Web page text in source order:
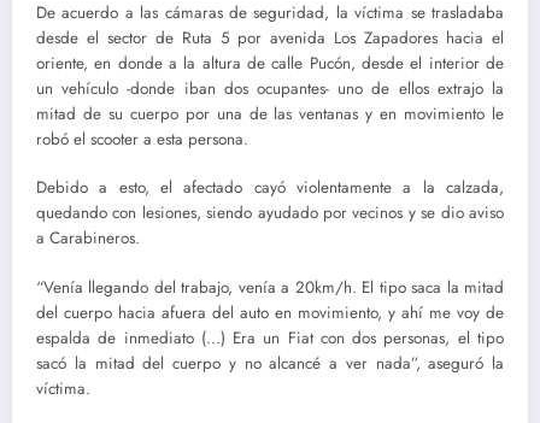
De acuerdo a las cámaras de seguridad, la víctima se trasladaba
desde el sector de Ruta 5 por avenida Los Zapadores hacia el
oriente, en donde a la altura de calle Pucón, desde el interior de
un vehículo -donde iban dos ocupantes- uno de ellos extrajo la
mitad de su cuerpo por una de las ventanas y en movimiento le
robó el scooter a esta persona.
Debido a esto, el afectado cayó violentamente a la calzada,
quedando con lesiones, siendo ayudado por vecinos y se dio aviso
a Carabineros.
“Venía llegando del trabajo, venía a 20km/h. El tipo saca la mitad
del cuerpo hacia afuera del auto en movimiento, y ahí me voy de
espalda de inmediato (…) Era un Fiat con dos personas, el tipo
sacó la mitad del cuerpo y no alcancé a ver nada”, aseguró la
víctima.